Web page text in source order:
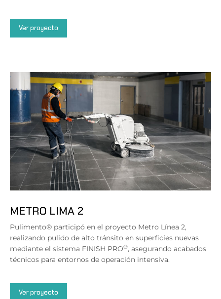
Ver proyecto
METRO LIMA 2
Pulimento® participó en el proyecto Metro Línea 2,
realizando pulido de alto tránsito en superficies nuevas
mediante el sistema FINISH PRO®, asegurando acabados
técnicos para entornos de operación intensiva.
Ver proyecto